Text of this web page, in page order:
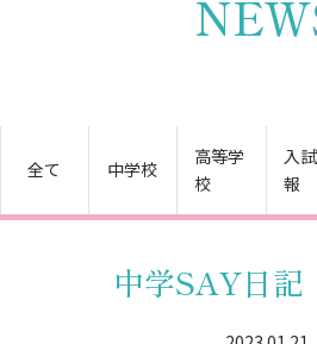
全て 中学校
高等学
校
入
報
中学SAY日